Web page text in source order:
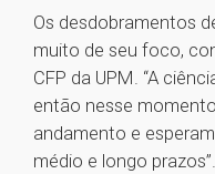
Os desdobramentos
muito de seu foco,
CFP da UPM. “A
então nesse
andamento e
médio e longo